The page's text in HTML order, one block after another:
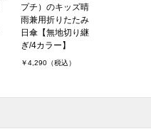
プチ）のキッズ晴
雨兼用折りたたみ
日傘【無地切り継
ぎ/4カラー】
￥4,290（税込）